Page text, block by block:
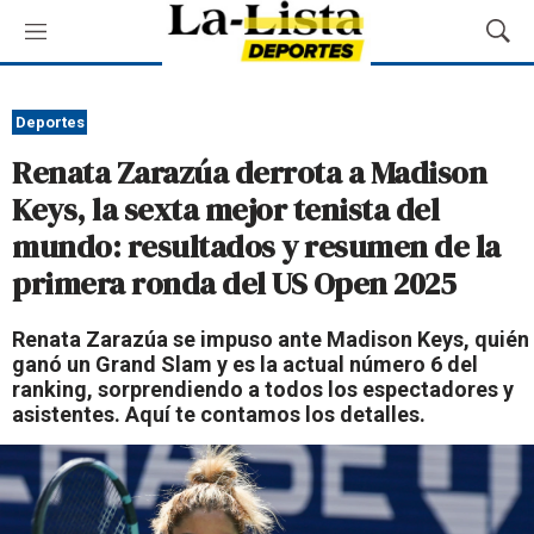
M
e
ú
M
o
ú
e
a
Deportes
Renata Zarazúa derrota a Madison
Keys, la sexta mejor tenista del
mundo: resultados y resumen de la
primera ronda del US Open 2025
Renata Zarazúa se impuso ante Madison Keys, quién
ganó un Grand Slam y es la actual número 6 del
ranking, sorprendiendo a todos los espectadores y
asistentes. Aquí te contamos los detalles.